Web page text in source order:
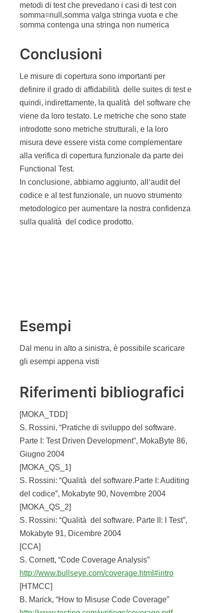
Esempi
Dal menu in alto a sinistra, è possibile scaricare
Riferimenti bibliografici
[MOKA_TDD]
S. Rossini, “Pratiche di sviluppo del software.
S. Rossini: “Qualità del software.Parte I: Auditing
[MOKA_QS_2]
S. Rossini: “Qualità del software. Parte II: I Test”,
Mokabyte 91, Dicembre 2004
Il Testing
http://www.dsi.unifi.it/~fantechi/INFIND/testing.ppt
[OSCCTJ]
Open Source Code Coverage Tools in Java
[EMMA]
http://emma.sourceforge.net
[SATDD]
Scott W. Ambler, “Test Driven Development”
http://www.agiledata.org/essays/tdd.html
[KBTDD]
Kent Beck, “Test Driven Development: By
Example”, Addison Wesley
[TFD]
Michael Feathers, “Test First Design”
http://www.xprogramming.com/xpmag/test_first_in
tro.htm
[SSJCC]
Selezione dei tools di code coverage per Java
http://europetravelogue.com/blog/pivot/entry.php?
id=41
[JUNIT]